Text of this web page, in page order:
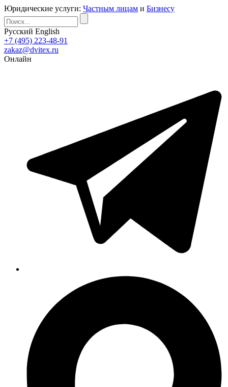
Юридические услуги: Частным лицам и Бизнесу
Русский English
+7 (495) 223-48-91
zakaz@dvitex.ru
Онлайн